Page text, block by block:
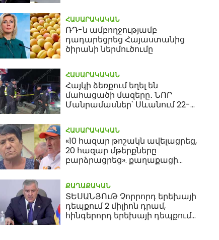
ՀԱՍԱՐԱԿԱԿԱՆ
ՌԴ-ն ամբողջությամբ
դադարեցրեց Հայաստանից
ծիրանի ներմուծումը
ՀԱՍԱՐԱԿԱԿԱՆ
Հայկի ձեռքում եղել են
մահացածի մազերը․ ՆՈՐ
Մանրամասներ՝ Սևանում 22-
ՀԱՍԱՐԱԿԱԿԱՆ
«10 հազար թոշակն ավելացրեց,
20 հազար մթերքները
բարձրացրեց». քաղաքացի
ՔԱՂԱՔԱԿԱՆ
ՏԵՍԱՆՅՈւԹ Չորրորդ երեխայի
դեպքում 2 միլիոն դրամ,
հինգերորդ երեխայի դեպքում